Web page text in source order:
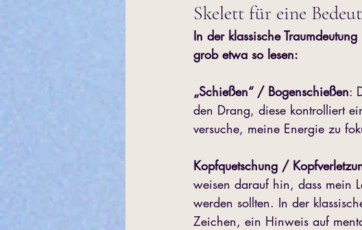
Skelett für eine
In der klassische
grob etwa so lesen:
„Schießen“ / Bogenschießen:
den Drang, diese kontrolliert
versuche, meine Energie zu
Kopfquetschung /
weisen darauf hin, dass mein
werden sollten. In der
Zeichen, ein Hinweis auf